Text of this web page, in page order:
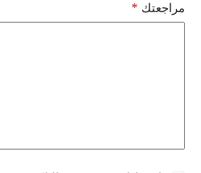
مراجعتك *